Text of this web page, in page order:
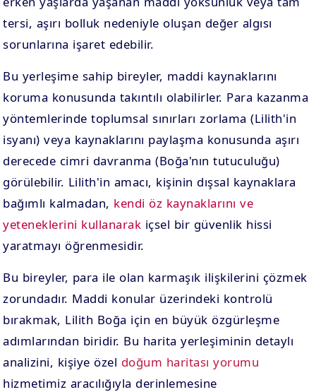
tersi, aşırı bolluk nedeniyle oluşan değer algısı
sorunlarına işaret edebilir.
Bu yerleşime sahip bireyler, maddi kaynaklarını
koruma konusunda takıntılı olabilirler. Para kazanma
yöntemlerinde toplumsal sınırları zorlama (Lilith'in
isyanı) veya kaynaklarını paylaşma konusunda aşırı
derecede cimri davranma (Boğa'nın tutuculuğu)
görülebilir. Lilith'in amacı, kişinin dışsal kaynaklara
bağımlı kalmadan, kendi öz kaynaklarını ve
yeteneklerini kullanarak içsel bir güvenlik hissi
yaratmayı öğrenmesidir.
Bu bireyler, para ile olan karmaşık ilişkilerini çözmek
zorundadır. Maddi konular üzerindeki kontrolü
bırakmak, Lilith Boğa için en büyük özgürleşme
adımlarından biridir. Bu harita yerleşiminin detaylı
analizini, kişiye özel doğum haritası yorumu
hizmetimiz aracılığıyla derinlemesine